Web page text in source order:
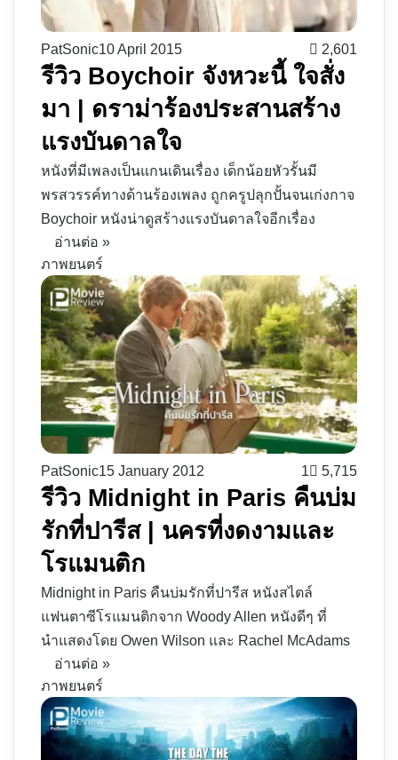
PatSonic10 April 2015 2,601
รีวิว Boychoir จังหวะนี้ ใจสั่ง
มา | ดราม่าร้องประสานสร้าง
แรงบันดาลใจ
หนังที่มีเพลงเป็นแกนเดินเรื่อง เด็กน้อยหัวรั้นมี
พรสวรรค์ทางด้านร้องเพลง ถูกครูปลุกปั้นจนเก่งกาจ
Boychoir หนังน่าดูสร้างแรงบันดาลใจอีกเรื่อง
อ่านต่อ »
ภาพยนตร์
PatSonic15 January 2012 1 5,715
รีวิว Midnight in Paris คืนบ่ม
รักที่ปารีส | นครที่งดงามและ
โรแมนติก
Midnight in Paris คืนบ่มรักที่ปารีส หนังสไตล์
แฟนตาซีโรแมนติกจาก Woody Allen หนังดีๆ ที่
นำแสดงโดย Owen Wilson และ Rachel McAdams
อ่านต่อ »
ภาพยนตร์